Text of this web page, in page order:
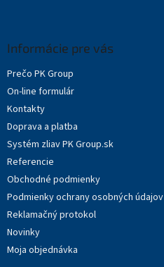
Informácie pre vás
Prečo PK Group
On-line formulár
Kontakty
Doprava a platba
Systém zliav PK Group.sk
Referencie
Obchodné podmienky
Podmienky ochrany osobných údajov
Reklamačný protokol
Novinky
Moja objednávka